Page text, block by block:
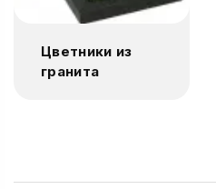
Цветники из
гранита